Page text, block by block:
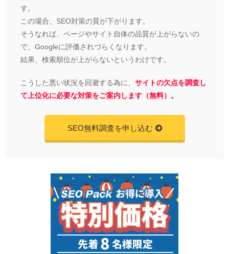
す。
この場合、SEO対策の質が下がります。
そうなれば、ページやサイト自体の品質が上がらないの
で、Googleに評価されづらくなります。
結果、検索順位が上がらないというわけです。
こうした悪い状況を回避する為に、 サイトの欠点を調査し
て上位化に必要な対策をご案内します（無料）。
SEO無料調査を申し込む